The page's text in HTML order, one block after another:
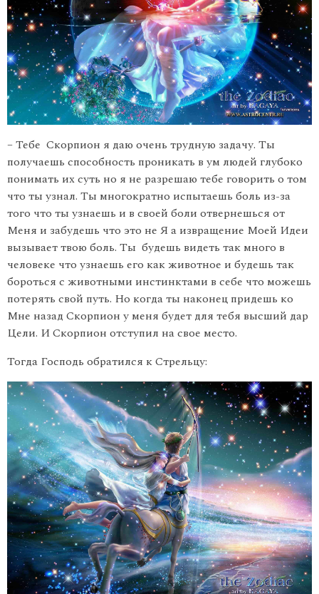
– Тебе Скорпион я даю очень трудную задачу. Ты
получаешь способность проникать в ум людей глубоко
понимать их суть но я не разрешаю тебе говорить о том
что ты узнал. Ты многократно испытаешь боль из-за
того что ты узнаешь и в своей боли отвернешься от
Меня и забудешь что это не Я а извращение Моей Идеи
вызывает твою боль. Ты будешь видеть так много в
человеке что узнаешь его как животное и будешь так
бороться с животными инстинктами в себе что можешь
потерять свой путь. Но когда ты наконец придешь ко
Мне назад Скорпион у меня будет для тебя высший дар
Цели. И Скорпион отступил на свое место.
Тогда Господь обратился к Стрельцу: